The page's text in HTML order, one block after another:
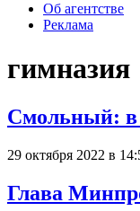
Об агентстве
Реклама
гимназия
Смольный: в
29 октября 2022 в
Глава